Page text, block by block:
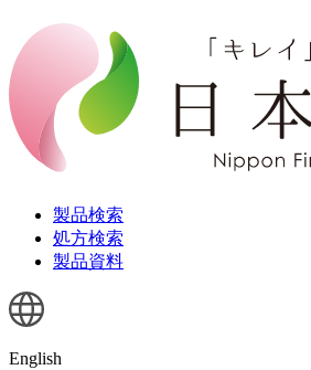
製品検索
処方検索
製品資料
English